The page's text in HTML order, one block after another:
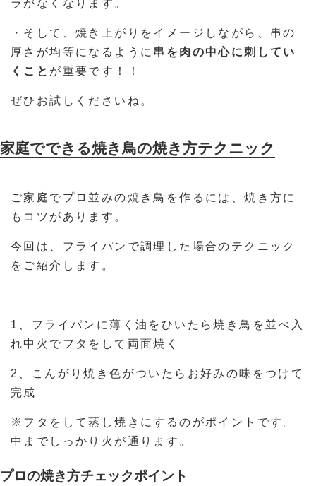
ラがなくなります。
・そして、焼き上がりをイメージしながら、串の
厚さが均等になるように 串を肉の中心に刺してい
くこと が重要です！！
ぜひお試しくださいね。
家庭でできる焼き鳥の焼き方テクニック
ご家庭でプロ並みの焼き鳥を作るには、焼き方に
もコツがあります。
今回は、フライパンで調理した場合のテクニック
をご紹介します。
1、フライパンに薄く油をひいたら焼き鳥を並べ入
れ中火でフタをして両面焼く
2、こんがり焼き色がついたらお好みの味をつけて
完成
※フタをして蒸し焼きにするのがポイントです。
中までしっかり火が通ります。
プロの焼き方チェックポイント